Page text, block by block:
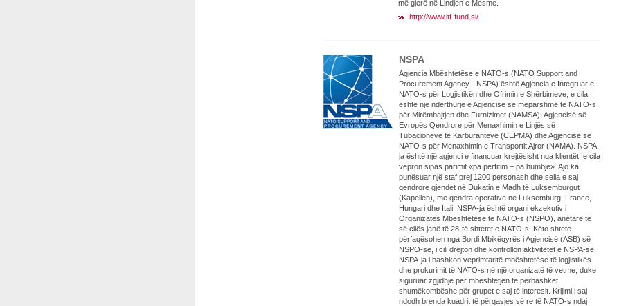
më gjerë në Lindjen e Mesme.
http://www.itf-fund.si/
NSPA
Agjencia Mbështetëse e NATO-s (NATO Support and
Procurement Agency - NSPA) është Agjencia e Integruar e
NATO-s për Logjistikën dhe Ofrimin e Shërbimeve, e cila
është një ndërthurje e Agjencisë së mëparshme të NATO-s
për Mirëmbajtjen dhe Furnizimet (NAMSA), Agjencisë së
Evropës Qendrore për Menaxhimin e Linjës së
Tubacioneve të Karburanteve (CEPMA) dhe Agjencisë së
NATO-s për Menaxhimin e Transportit Ajror (NAMA). NSPA-
ja është një agjenci e financuar krejtësisht nga klientët, e cila
vepron sipas parimit «pa përfitim – pa humbje». Ajo ka
punësuar një staf prej 1200 personash dhe selia e saj
qendrore gjendet në Dukatin e Madh të Luksemburgut
(Kapellen), me qendra operative në Luksemburg, Francë,
Hungari dhe Itali. NSPA-ja është organi ekzekutiv i
Organizatës Mbështetëse të NATO-s (NSPO), anëtare të
së cilës janë të 28-të shtetet e NATO-s. Këto shtete
përfaqësohen nga Bordi Mbikëqyrës i Agjencisë (ASB) së
NSPO-së, i cili drejton dhe kontrollon aktivitetet e NSPA-së.
NSPA-ja i bashkon veprimtaritë mbështetëse të logjistikës
dhe prokurimit të NATO-s në një organizatë të vetme, duke
siguruar zgjidhje për mbështetjen të përbashkët
shumëkombëshe për grupet e saj të interesit. Krijimi i saj
ndodh brenda kuadrit të përqasjes së re të NATO-s ndaj